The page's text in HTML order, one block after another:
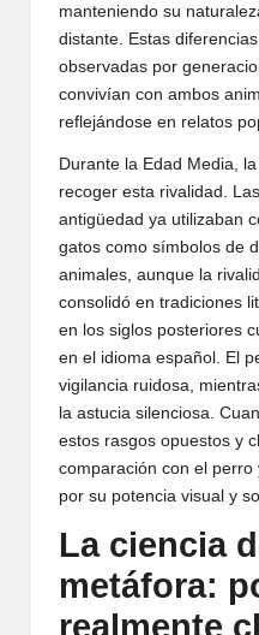
manteniendo su
distante. Estas
observadas por
convivían con ambos
reflejándose en relatos
Durante la Edad Media,
recoger esta rivalidad.
antigüedad ya utilizaban
gatos como símbolos de
animales, aunque la
consolidó en tradiciones
en los siglos posteriores
en el idioma español. El
vigilancia ruidosa,
la astucia silenciosa.
estos rasgos opuestos y
comparación con el
por su potencia visual y
La ciencia
metáfora:
realmente